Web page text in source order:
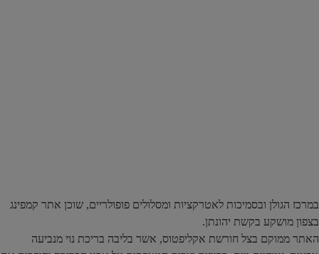
במרכז הגולן ובסמיכות לאטרקציות ומסלולים פופולריים, שוכן אתר קמפינג
בצפון מושקע בקשת יהונתן.
האתר ממוקם בצל חורשת אקליפטוס, אשר בליבה בריכת נוי מנביעה